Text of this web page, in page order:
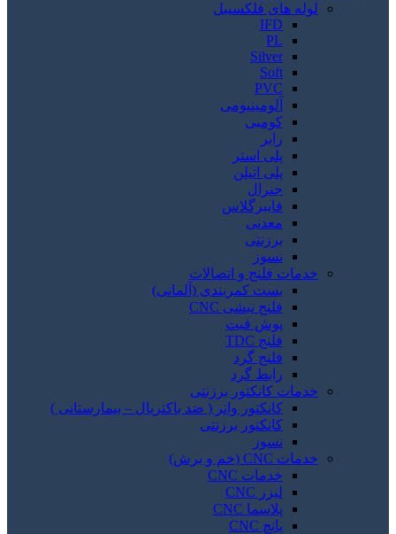
لوله های فلکسیبل
IFD
PL
Silver
Soft
PVC
آلومینیومی
کومبی
رابر
پلی استر
پلی اتیلن
جنرال
فایبرگلاس
معدنی
برزنتی
نسوز
خدمات فلنج و اتصالات
بست کمربندی (آلمانی)
فلنج نبشی CNC
پوش فیت
فلنج TDC
فلنج گرد
رابط گرد
خدمات کانکتور برزنتی
کانکتور واتر ( ضد باکتریال – بیمارستانی )
کانکتور برزنتی
نسوز
خدمات CNC (خم و برش)
خدمات CNC
لیزر CNC
پلاسما CNC
پانچ CNC